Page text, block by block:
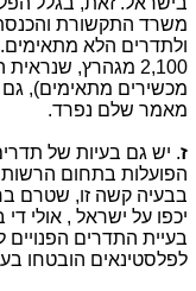
משרד התקשורת
ולתדרים הלא
2,100 מגהרץ,
מכשירים מתאימים), גם
מאמר שלם נפרד.
ז. יש גם בעיות של
הפועלות בתחום
בבעיה קשה זו, שטרם
יכפו על ישראל , אולי
בעיית התדרים הפנויים
לפלסטינאים הובטחו בעבר